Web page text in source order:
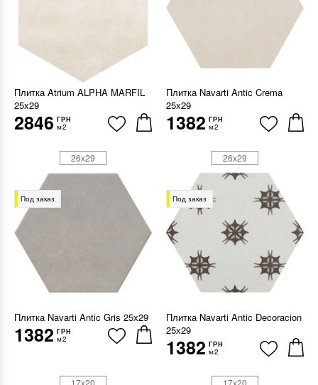
Плитка Atrium ALPHA MARFIL
25x29
2846 ГРН
м2
Плитка Navarti Antic Crema
25х29
1382 ГРН
м2
Под заказ
Плитка Navarti Antic Gris 25х29
1382 ГРН
м2
26x29
Под заказ
Плитка Navarti Antic Decoracion
25х29
1382 ГРН
м2
26x29
17x20 17x20